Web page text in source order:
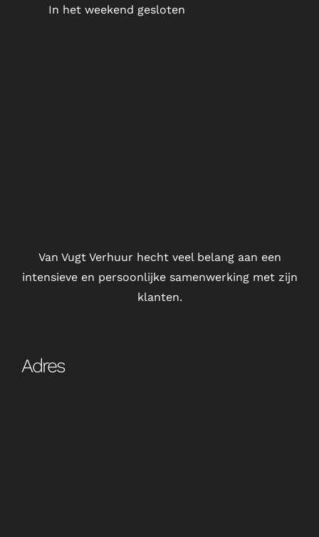
In het weekend gesloten
Van Vugt Verhuur hecht veel belang aan een
intensieve en persoonlijke samenwerking met zijn
klanten.
Adres